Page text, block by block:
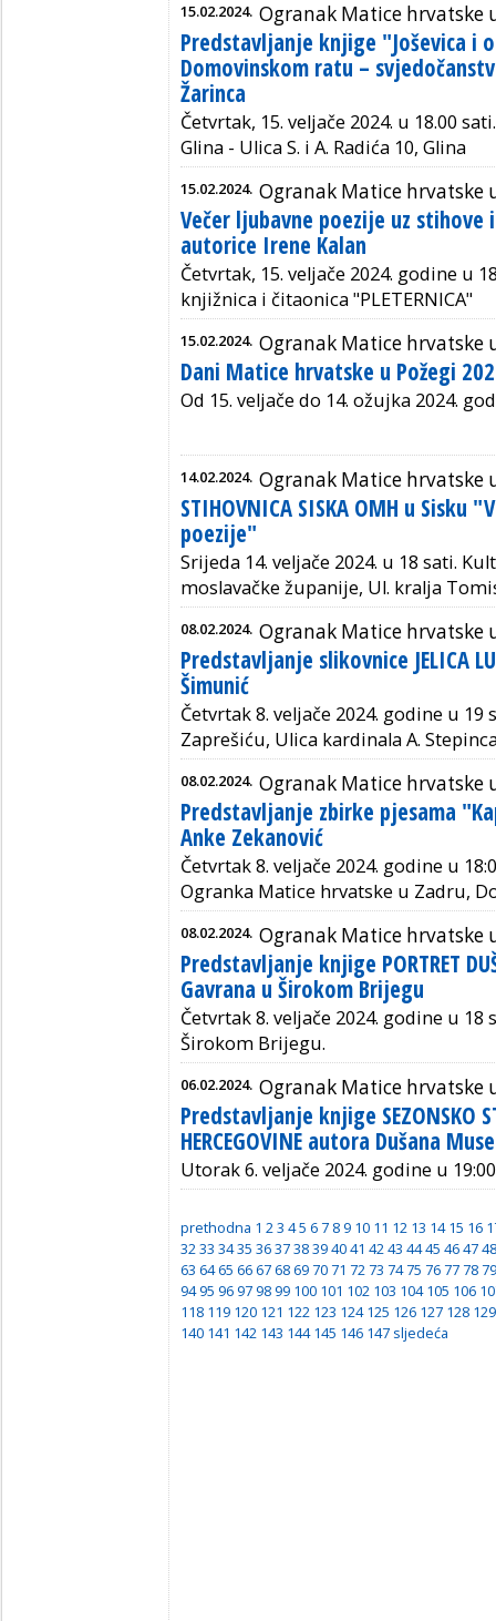
15.02.2024. Ogranak Matice hrvatske
Predstavljanje knjige "Joševica i
Domovinskom ratu –
Žarinca
Četvrtak, 15. veljače 2024. u 18.00
Glina - Ulica S. i A. Radića 10, Glina
15.02.2024. Ogranak Matice hrvatske
Večer ljubavne poezije uz stihove
autorice Irene Kalan
Četvrtak, 15. veljače 2024. godine u
knjižnica i čitaonica "PLETERNICA"
15.02.2024. Ogranak Matice hrvatske
Dani Matice hrvatske u Požegi
Od 15. veljače do 14. ožujka 2024.
14.02.2024. Ogranak Matice hrvatske
STIHOVNICA SISKA OMH u Sisku
poezije"
Srijeda 14. veljače 2024. u 18 sati.
moslavačke županije, Ul. kralja
08.02.2024. Ogranak Matice hrvatske
Predstavljanje slikovnice JELICA
Šimunić
Četvrtak 8. veljače 2024. godine u
Zaprešiću, Ulica kardinala A.
08.02.2024. Ogranak Matice hrvatske
Predstavljanje zbirke pjesama
Anke Zekanović
Četvrtak 8. veljače 2024. godine u
Ogranka Matice hrvatske u Zadru,
08.02.2024. Ogranak Matice hrvatske
Predstavljanje knjige PORTRET
Gavrana u Širokom Brijegu
Četvrtak 8. veljače 2024. godine u 18
Širokom Brijegu.
06.02.2024. Ogranak Matice hrvatske
Predstavljanje knjige SEZONSKO
HERCEGOVINE autora Dušana Muse
Utorak 6. veljače 2024. godine u
prethodna 1 23 45 6 7 8 9 10 11 12 13 14 15 16
3233 3435 363738394041 4243 4445 464748
63 64 65 66 67 68 69 70 71 72 73 74 75 76 77 78 79
94 95 96 97 98 99 100 101 102 103 104 105 106
118 119 120 121 122 123 124 125 126 127 128 129
140 141 142 143 144 145 146 147 sljedeća